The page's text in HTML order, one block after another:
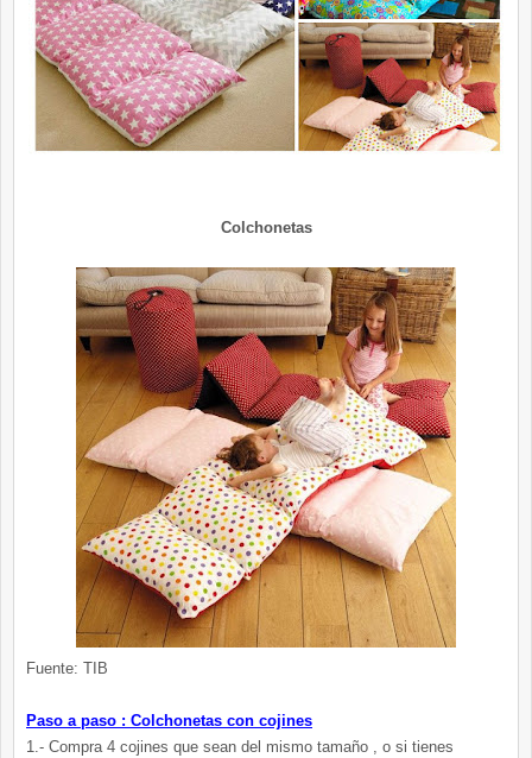
Colchonetas
Fuente: TIB
Paso a paso : Colchonetas con cojines
1.- Compra 4 cojines que sean del mismo tamaño , o si tienes